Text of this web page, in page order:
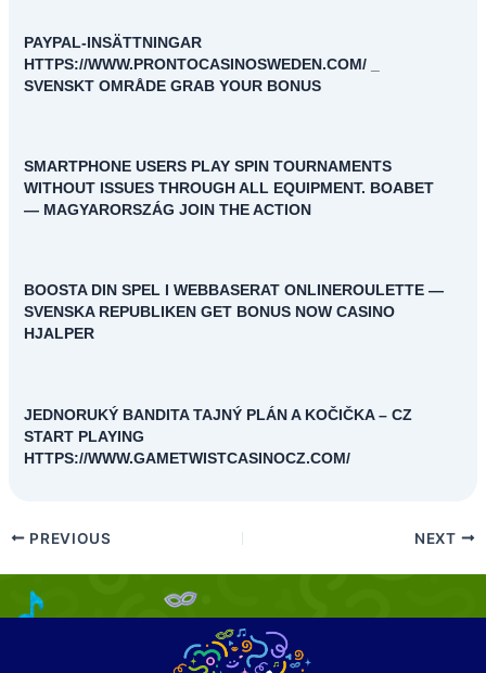
PAYPAL-INSÄTTNINGAR
HTTPS://WWW.PRONTOCASINOSWEDEN.COM/ _
SVENSKT OMRÅDE GRAB YOUR BONUS
SMARTPHONE USERS PLAY SPIN TOURNAMENTS
WITHOUT ISSUES THROUGH ALL EQUIPMENT. BOABET
— MAGYARORSZÁG JOIN THE ACTION
BOOSTA DIN SPEL I WEBBASERAT ONLINEROULETTE —
SVENSKA REPUBLIKEN GET BONUS NOW CASINO
HJALPER
JEDNORUKÝ BANDITA TAJNÝ PLÁN A KOČIČKA – CZ
START PLAYING
HTTPS://WWW.GAMETWISTCASINOCZ.COM/
PREVIOUS NEXT